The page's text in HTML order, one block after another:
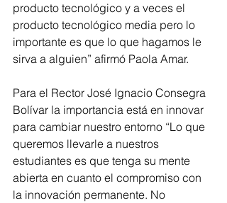
producto tecnológico y a veces el
producto tecnológico media pero lo
importante es que lo que hagamos le
sirva a alguien” afirmó Paola Amar.
Para el Rector José Ignacio Consegra
Bolívar la importancia está en innovar
para cambiar nuestro entorno “Lo que
queremos llevarle a nuestros
estudiantes es que tenga su mente
abierta en cuanto el compromiso con
la innovación permanente. No